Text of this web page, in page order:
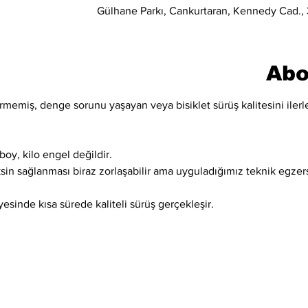
Gülhane Parkı, Cankurtaran, Kennedy
denge sorunu yaşayan veya bisiklet sürüş kalitesini
kilo engel değildir.
sağlanması biraz zorlaşabilir ama uyguladığımız teknik
kısa sürede kaliteli sürüş gerçekleşir.